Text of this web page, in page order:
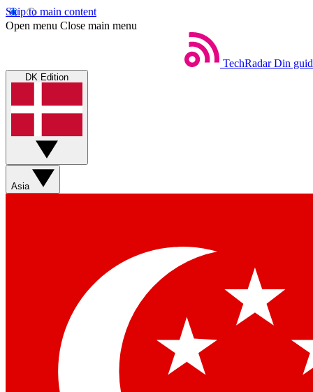
Skip to main content
Open menu Close main menu
TechRadar Din
DK Edition
Asia